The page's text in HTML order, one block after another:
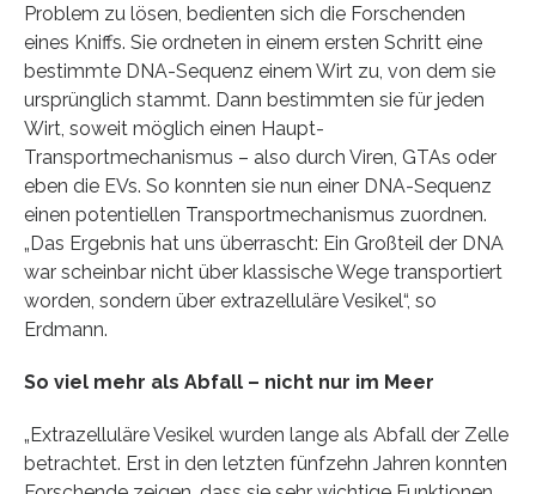
Problem zu lösen, bedienten sich die Forschenden
eines Kniffs. Sie ordneten in einem ersten Schritt eine
bestimmte DNA-Sequenz einem Wirt zu, von dem sie
ursprünglich stammt. Dann bestimmten sie für jeden
Wirt, soweit möglich einen Haupt-
Transportmechanismus – also durch Viren, GTAs oder
eben die EVs. So konnten sie nun einer DNA-Sequenz
einen potentiellen Transportmechanismus zuordnen.
„Das Ergebnis hat uns überrascht: Ein Großteil der DNA
war scheinbar nicht über klassische Wege transportiert
worden, sondern über extrazelluläre Vesikel“, so
Erdmann.
So viel mehr als Abfall – nicht nur im Meer
„Extrazelluläre Vesikel wurden lange als Abfall der Zelle
betrachtet. Erst in den letzten fünfzehn Jahren konnten